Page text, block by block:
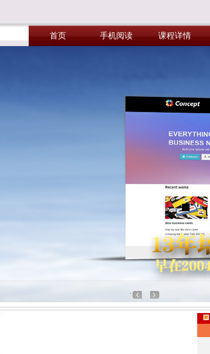
首页 手机阅读 课程详情
.